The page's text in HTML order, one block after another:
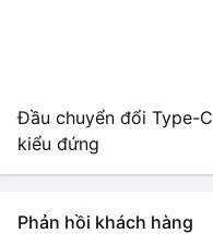
Đầu chuyển đổi Type-
kiểu đứng
Phản hồi khách hàng